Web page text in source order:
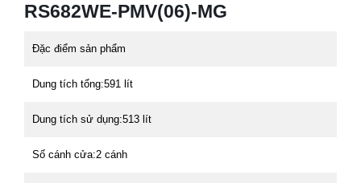
RS682WE-PMV(06)-MG
Đặc điểm sản phẩm
Dung tích tổng:591 lít
Dung tích sử dụng:513 lít
Số cánh cửa:2 cánh